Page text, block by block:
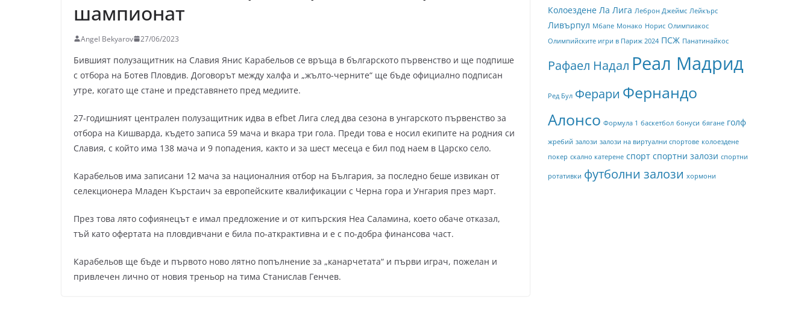
шампионат
Angel Bekyarov 27/06/2023
Бившият полузащитник на Славия Янис Карабельов се връща в българското първенство и ще подпише
с отбора на Ботев Пловдив. Договорът между халфа и „жълто-черните“ ще бъде официално подписан
утре, когато ще стане и представянето пред медиите.
27-годишният централен полузащитник идва в efbet Лига след два сезона в унгарското първенство за
отбора на Кишварда, където записа 59 мача и вкара три гола. Преди това е носил екипите на родния си
Славия, с който има 138 мача и 9 попадения, както и за шест месеца е бил под наем в Царско село.
Карабельов има записани 12 мача за националния отбор на България, за последно беше извикан от
селекционера Младен Кърстаич за европейските квалификации с Черна гора и Унгария през март.
През това лято софиянецът е имал предложение и от кипърския Неа Саламина, което обаче отказал,
тъй като офертата на пловдивчани е била по-аткрактивна и е с по-добра финансова част.
Карабельов ще бъде и първото ново лятно попълнение за „канарчетата“ и първи играч, пожелан и
привлечен лично от новия треньор на тима Станислав Генчев.
Колоездене Ла Лига Леброн Джеймс Лейкърс
Ливърпул Мбапе Монако Норис Олимпиакос
Олимпийските игри в Париж 2024 ПСЖ Панатинайкос
Рафаел Надал Реал Мадрид
Ред Бул Ферари Фернандо
Алонсо Формула 1 баскетбол бонуси бягане голф
жребий залози залози на виртуални спортове колоездене
покер скално катерене спорт спортни залози спортни
ротативки футболни залози хормони